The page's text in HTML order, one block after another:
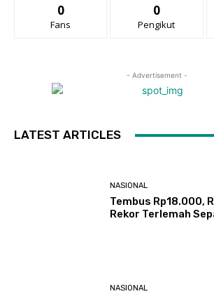
0
Fans
0
Pengikut
- Advertisement -
LATEST ARTICLES
NASIONAL
Tembus Rp18.000,
Rekor Terlemah
NASIONAL